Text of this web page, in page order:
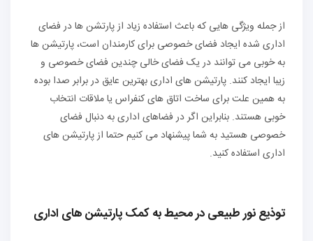
از جمله ویژگی هایی که باعث استفاده زیاد از پارتشن ها در فضای
اداری شده ایجاد فضای خصوصی برای کارمندان است، پارتیشن ها
به خوبی می توانند در یک فضای خالی چندین فضای خصوصی و
زیبا ایجاد کنند. پارتیشن های اداری بهترین عایق در برابر صدا بوده
به همین علت برای ساخت اتاق های کنفراس یا ملاقات انتخاب
خوبی هستند. بنابراین اگر در فضاهای اداری به دنبال فضای
خصوصی هستید به شما پیشنهاد می کنیم حتما از پارتیشن های
اداری استفاده کنید.
توذیع نور طبیعی در محیط به کمک پارتیشن های اداری